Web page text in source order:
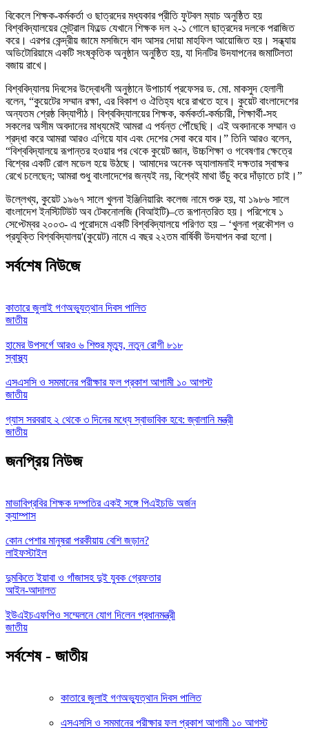
বিকেলে শিক্ষক-কর্মকর্তা ও ছাত্রদের মধ্যকার প্রীতি ফুটবল ম্যাচ অনুষ্ঠিত হয়
বিশ্ববিদ্যালয়ের সেন্ট্রাল ফিল্ডে যেখানে শিক্ষক দল ২-১ গোলে ছাত্রদের দলকে পরাজিত
করে। এরপর কেন্দ্রীয় জামে মসজিদে বাদ আসর দোয়া মাহফিল আয়োজিত হয়। সন্ধ্যায়
অডিটোরিয়ামে একটি সংষ্কৃতিক অনুষ্ঠান অনুষ্ঠিত হয়, যা দিনটির উদযাপনের জমাটিলতা
বজায় রাখে।
বিশ্ববিদ্যালয় দিবসের উদ্বোধনী অনুষ্ঠানে উপাচার্য প্রফেসর ড. মো. মাকসুদ হেলালী
বলেন, “কুয়েটের সম্মান রক্ষা, এর বিকাশ ও ঐতিহ্য ধরে রাখতে হবে। কুয়েট বাংলাদেশের
অন্যতম শ্রেষ্ঠ বিদ্যাপীঠ। বিশ্ববিদ্যালয়ের শিক্ষক, কর্মকর্তা-কর্মচারী, শিক্ষার্থী‑সহ
সকলের অসীম অবদানের মাধ্যমেই আমরা এ পর্যন্ত পৌঁছেছি। এই অবদানকে সম্মান ও
শ্রদ্ধা করে আমরা আরও এগিয়ে যাব এবং দেশের সেবা করে যাব।” তিনি আরও বলেন,
“বিশ্ববিদ্যালয়ে রূপান্তর হওয়ার পর থেকে কুয়েট জ্ঞান, উচ্চশিক্ষা ও গবেষণার ক্ষেত্রে
বিশ্বের একটি রোল মডেল হয়ে উঠছে। আমাদের অনেক অ্যালামনাই দক্ষতার স্বাক্ষর
রেখে চলেছেন; আমরা শুধু বাংলাদেশের জন্যই নয়, বিশ্বেই মাথা উঁচু করে দাঁড়াতে চাই।”
উল্লেখ্য, কুয়েট ১৯৬৭ সালে খুলনা ইঞ্জিনিয়ারিং কলেজ নামে শুরু হয়, যা ১৯৮৬ সালে
বাংলাদেশ ইনস্টিটিউট অব টেকনোলজি (বিআইটি)–তে রূপান্তরিত হয়। পরিশেষে ১
সেপ্টেম্বর ২০০৩- এ পুরোদমে একটি বিশ্ববিদ্যালয়ে পরিণত হয় – ‘খুলনা প্রকৌশল ও
প্রযুক্তি বিশ্ববিদ্যালয়'(কুয়েট) নামে এ বছর ২২তম বার্ষিকী উদযাপন করা হলো।
সর্বশেষ নিউজে
কাতারে জুলাই গণঅভ্যুত্থান দিবস পালিত
জাতীয়
হামের উপসর্গে আরও ৬ শিশুর মৃত্যু, নতুন রোগী ৮১৮
স্বাস্থ্য
এসএসসি ও সমমানের পরীক্ষার ফল প্রকাশ আগামী ১০ আগস্ট
জাতীয়
গ্যাস সরবরাহ ২ থেকে ৩ দিনের মধ্যে স্বাভাবিক হবে: জ্বালানি মন্ত্রী
জাতীয়
জনপ্রিয় নিউজ
মাভাবিপ্রবির শিক্ষক দম্পতির একই সঙ্গে পিএইচডি অর্জন
ক্যাম্পাস
কোন পেশার মানুষরা পরকীয়ায় বেশি জড়ান?
লাইফস্টাইল
দুমকিতে ইয়াবা ও গাঁজাসহ দুই যুবক গ্রেফতার
আইন-আদালত
ইউএইচএফপিও সম্মেলনে যোগ দিলেন প্রধানমন্ত্রী
জাতীয়
সর্বশেষ - জাতীয়
কাতারে জুলাই গণঅভ্যুত্থান দিবস পালিত
এসএসসি ও সমমানের পরীক্ষার ফল প্রকাশ আগামী ১০ আগস্ট